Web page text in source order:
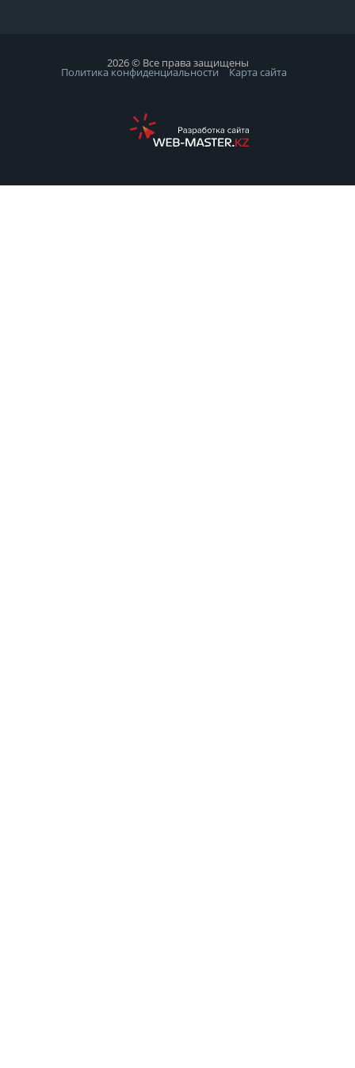
2026 © Все права защищены
Политика конфиденциальности Карта сайта